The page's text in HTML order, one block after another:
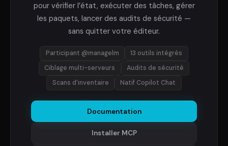
pour vérifier l’état, exécuter des tâches, gérer
les paquets, lancer des audits de sécurité —
sans quitter votre éditeur.
Participant @managelm
13 outils intégrés
Ciblage multi-serveurs
Audits de sécurité
Scans d’inventaire
Natif Copilot Chat
Documentation
Installer MCP